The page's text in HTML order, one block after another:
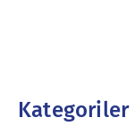
Kategoriler